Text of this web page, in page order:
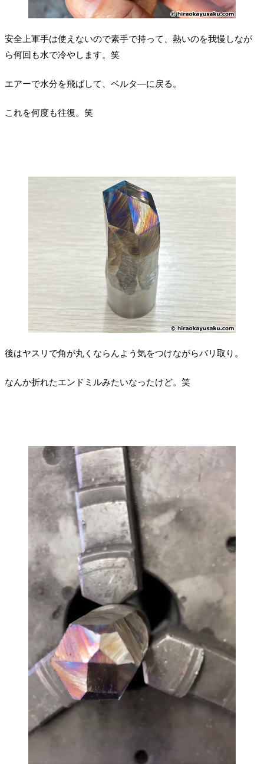
安全上軍手は使えないので素手で持って、熱いのを我慢しなが
ら何回も水で冷やします。笑
エアーで水分を飛ばして、ベルタ―に戻る。
これを何度も往復。笑
後はヤスリで角が丸くならんよう気をつけながらバリ取り。
なんか折れたエンドミルみたいなったけど。笑